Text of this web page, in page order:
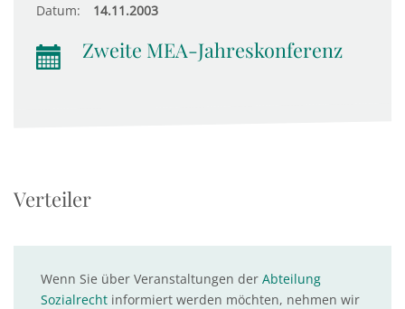
Datum: 14.11.2003
Zweite MEA-Jahreskonferenz
Verteiler
Wenn Sie über Veranstaltungen der Abteilung
Sozialrecht informiert werden möchten, nehmen wir